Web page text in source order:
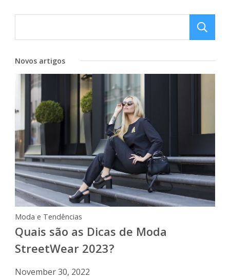
Novos artigos
Moda e Tendências
Quais são as Dicas de Moda
StreetWear 2023?
November 30, 2022